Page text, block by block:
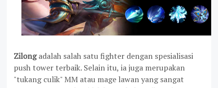
Zilongadalah salah satu fighter dengan spesialisasi
push tower terbaik. Selain itu, ia juga merupakan
"tukang culik" MM atau mage lawan yang sangat